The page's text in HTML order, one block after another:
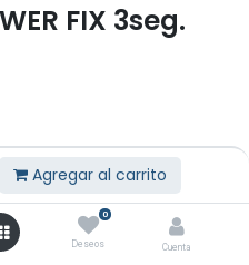
Agregar al carrito
0
Deseos Cuenta
FIX 3seg.
los trabajos de construcción.